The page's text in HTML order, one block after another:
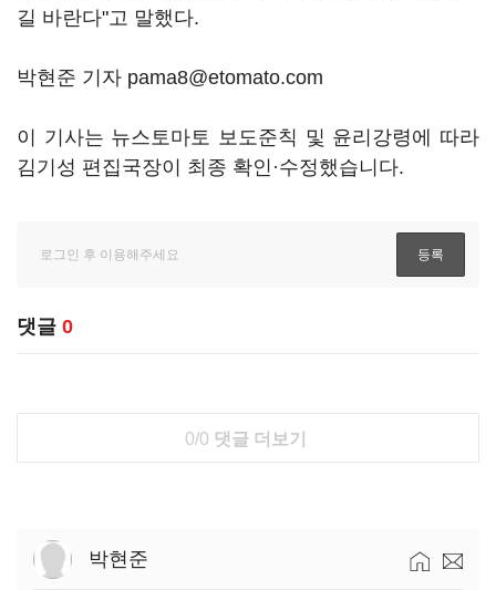
길 바란다"고 말했다.
박현준 기자 pama8@etomato.com
이 기사는 뉴스토마토 보도준칙 및 윤리강령에 따라
김기성 편집국장이 최종 확인·수정했습니다.
댓글 0
0/0 댓글 더보기
박현준